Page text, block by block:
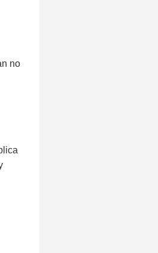
no